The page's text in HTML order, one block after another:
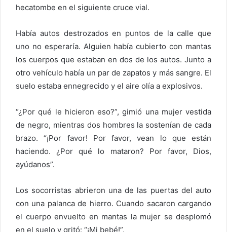
hecatombe en el siguiente cruce vial.
Había autos destrozados en puntos de la calle que
uno no esperaría. Alguien había cubierto con mantas
los cuerpos que estaban en dos de los autos. Junto a
otro vehículo había un par de zapatos y más sangre. El
suelo estaba ennegrecido y el aire olía a explosivos.
“¿Por qué le hicieron eso?”, gimió una mujer vestida
de negro, mientras dos hombres la sostenían de cada
brazo. “¡Por favor! Por favor, vean lo que están
haciendo. ¿Por qué lo mataron? Por favor, Dios,
ayúdanos”.
Los socorristas abrieron una de las puertas del auto
con una palanca de hierro. Cuando sacaron cargando
el cuerpo envuelto en mantas la mujer se desplomó
en el suelo y gritó: “¡Mi bebé!”.